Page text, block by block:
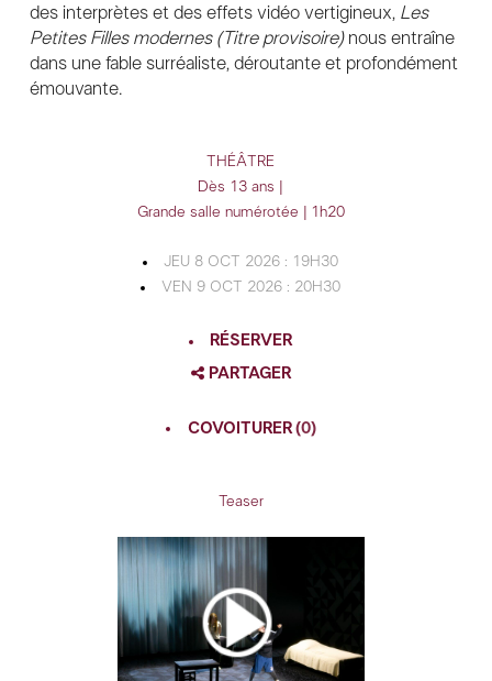
des interprètes et des effets vidéo vertigineux, Les
Petites Filles modernes (Titre provisoire)nous entraîne
dans une fable surréaliste, déroutante et profondément
émouvante.
THÉÂTRE
Dès 13 ans |
Grande salle numérotée | 1h20
JEU 8 OCT 2026 : 19H30
VEN 9 OCT 2026 : 20H30
RÉSERVER
PARTAGER
COVOITURER(0)
Teaser